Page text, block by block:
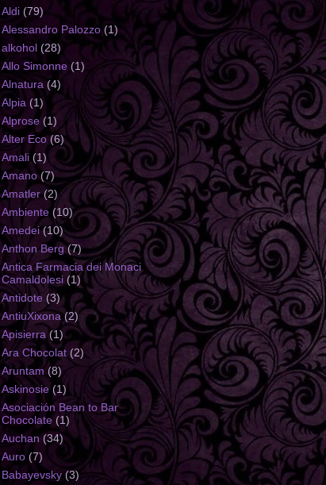
Aldi (79)
Alessandro Palozzo (1)
alkohol (28)
Allo Simonne (1)
Alnatura (4)
Alpia (1)
Alprose (1)
Alter Eco (6)
Amali (1)
Amano (7)
Amatler (2)
Ambiente (10)
Amedei (10)
Anthon Berg (7)
Antica Farmacia dei Monaci
Camaldolesi (1)
Antidote (3)
AntiuXixona (2)
Apisierra (1)
Ara Chocolat (2)
Aruntam (8)
Askinosie (1)
Asociación Bean to Bar
Chocolate (1)
Auchan (34)
Auro (7)
Babayevsky (3)